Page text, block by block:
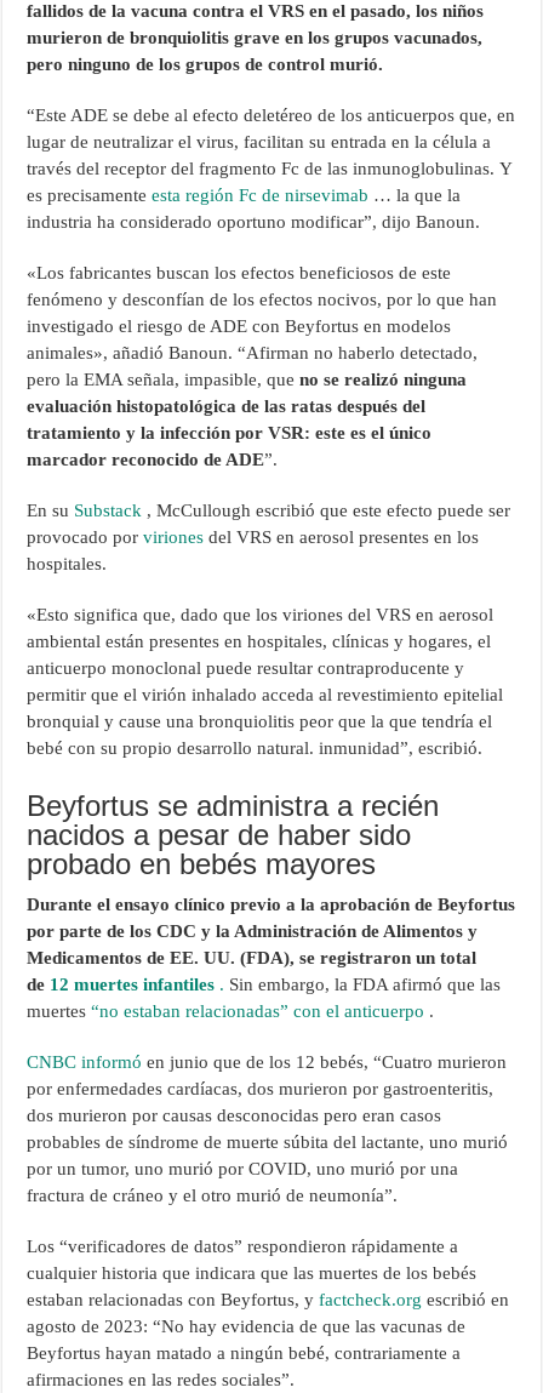
fallidos de la vacuna contra el VRS en el pasado, los niños
murieron de bronquiolitis grave en los grupos vacunados,
pero ninguno de los grupos de control murió.
“Este ADE se debe al efecto deletéreo de los anticuerpos que, en
lugar de neutralizar el virus, facilitan su entrada en la célula a
través del receptor del fragmento Fc de las inmunoglobulinas. Y
es precisamenteesta región Fc de nirsevimab … la que la
industria ha considerado oportuno modificar”, dijo Banoun.
«Los fabricantes buscan los efectos beneficiosos de este
fenómeno y desconfían de los efectos nocivos, por lo que han
investigado el riesgo de ADE con Beyfortus en modelos
animales», añadió Banoun. “Afirman no haberlo detectado,
pero la EMA señala, impasible, queno se realizó ninguna
evaluación histopatológica de las ratas después del
tratamiento y la infección por VSR: este es el único
marcador reconocido de ADE”.
En su Substack , McCullough escribió que este efecto puede ser
provocado porviriones del VRS en aerosol presentes en los
hospitales.
«Esto significa que, dado que los viriones del VRS en aerosol
ambiental están presentes en hospitales, clínicas y hogares, el
anticuerpo monoclonal puede resultar contraproducente y
permitir que el virión inhalado acceda al revestimiento epitelial
bronquial y cause una bronquiolitis peor que la que tendría el
bebé con su propio desarrollo natural. inmunidad”, escribió.
Beyfortus se administra a recién
nacidos a pesar de haber sido
probado en bebés mayores
Durante el ensayo clínico previo a la aprobación de Beyfortus
por parte de los CDC y la Administración de Alimentos y
Medicamentos de EE. UU. (FDA), se registraron un total
de 12 muertes infantiles . Sin embargo, la FDA afirmó que las
muertes“no estaban relacionadas” con el anticuerpo .
CNBC informó en junio que de los 12 bebés, “Cuatro murieron
por enfermedades cardíacas, dos murieron por gastroenteritis,
dos murieron por causas desconocidas pero eran casos
probables de síndrome de muerte súbita del lactante, uno murió
por un tumor, uno murió por COVID, uno murió por una
fractura de cráneo y el otro murió de neumonía”.
Los “verificadores de datos” respondieron rápidamente a
cualquier historia que indicara que las muertes de los bebés
estaban relacionadas con Beyfortus, yfactcheck.org escribió en
agosto de 2023: “No hay evidencia de que las vacunas de
Beyfortus hayan matado a ningún bebé, contrariamente a
afirmaciones en las redes sociales”.